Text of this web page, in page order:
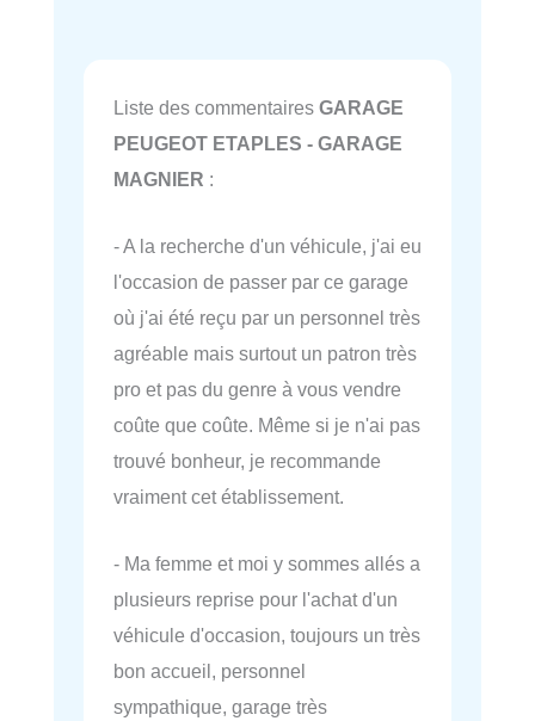
Liste des commentaires GARAGE
PEUGEOT ETAPLES - GARAGE
MAGNIER :
- A la recherche d'un véhicule, j'ai eu
l'occasion de passer par ce garage
où j'ai été reçu par un personnel très
agréable mais surtout un patron très
pro et pas du genre à vous vendre
coûte que coûte. Même si je n'ai pas
trouvé bonheur, je recommande
vraiment cet établissement.
- Ma femme et moi y sommes allés a
plusieurs reprise pour l'achat d'un
véhicule d'occasion, toujours un très
bon accueil, personnel
sympathique, garage très